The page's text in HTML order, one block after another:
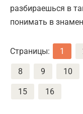
разбираешься в
понимать в
Страницы: 1
8 9 10
15 16